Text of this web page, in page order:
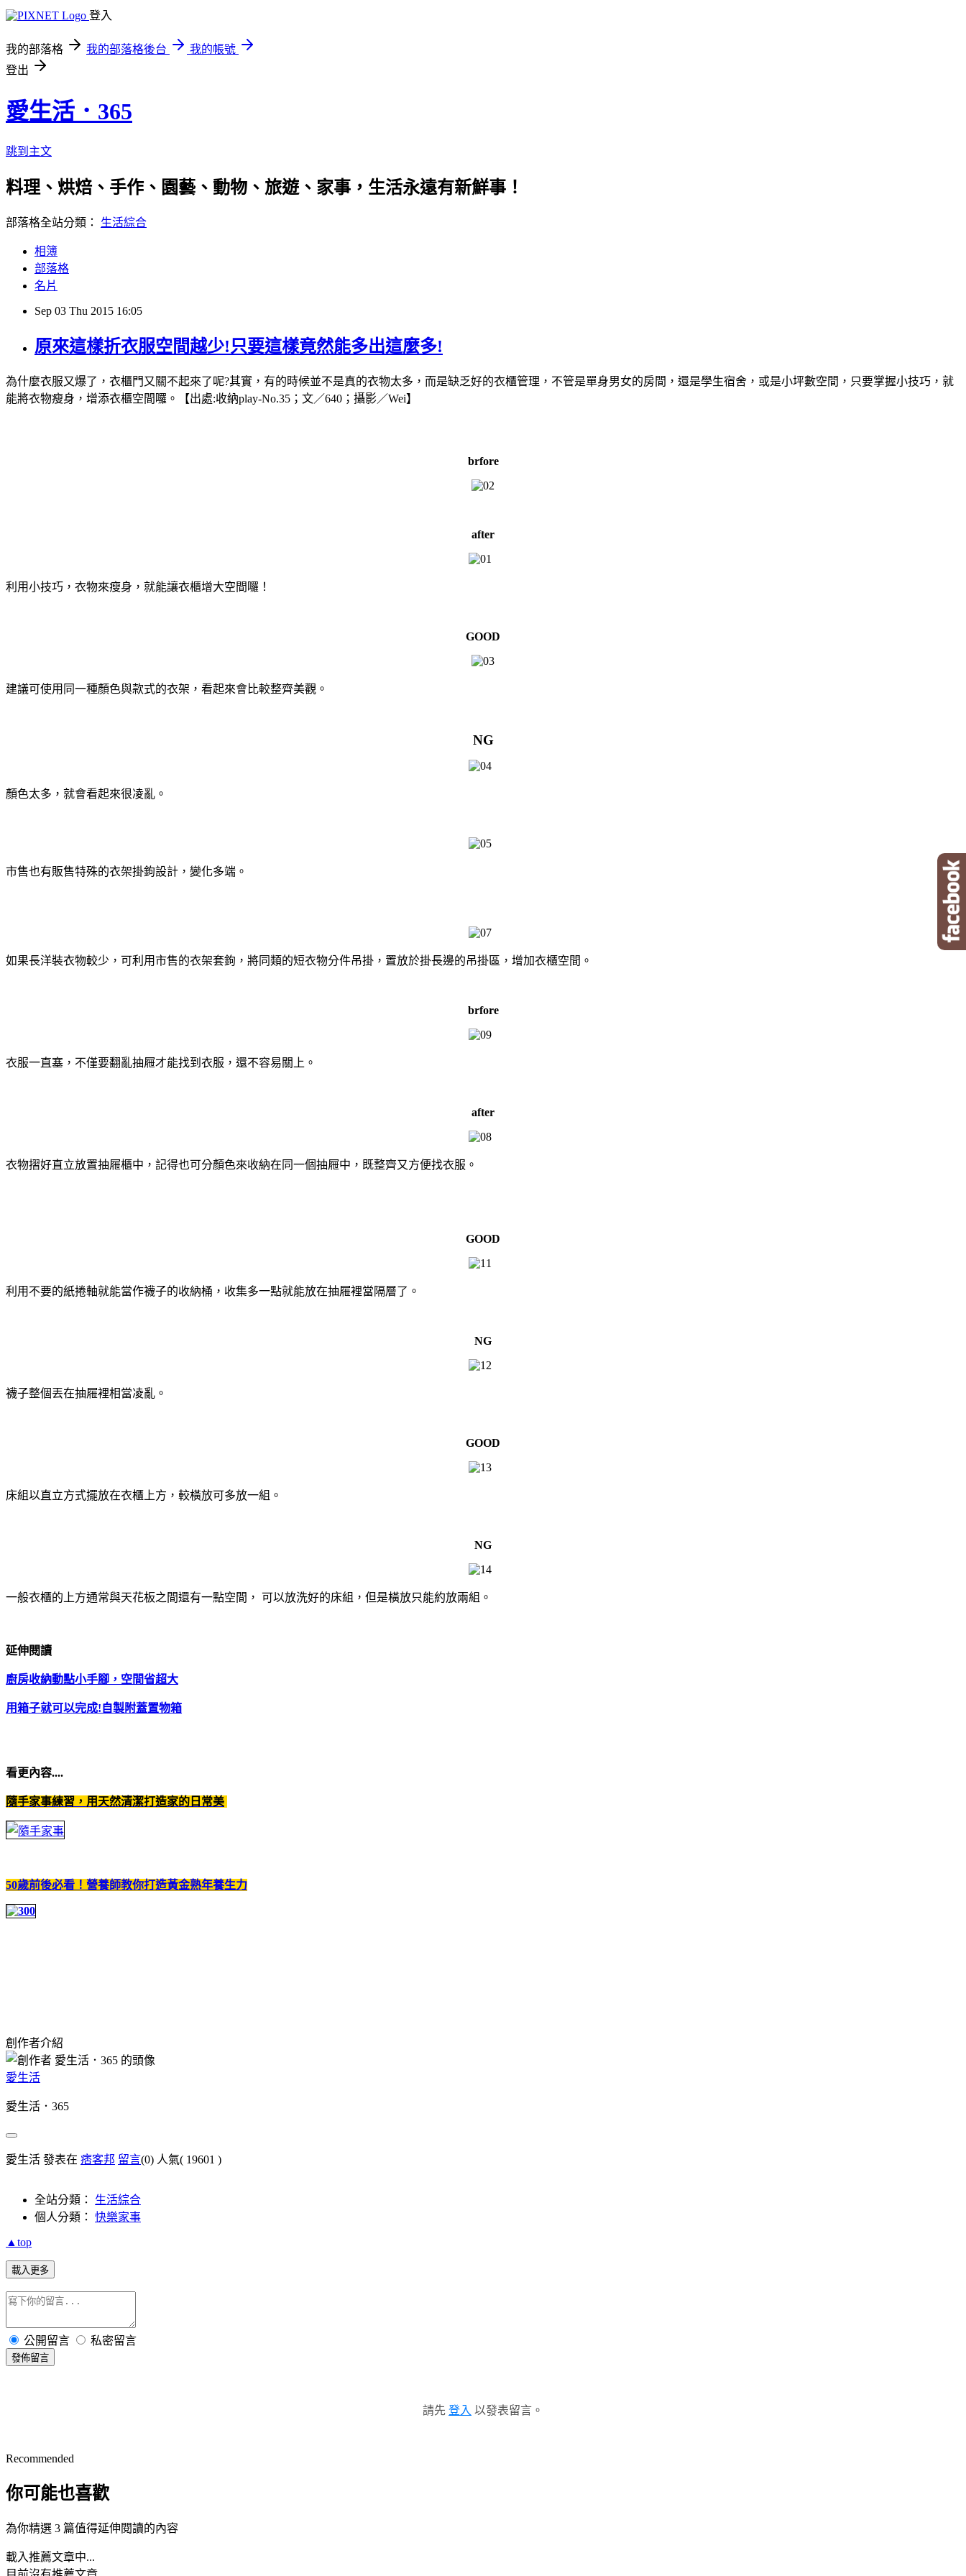
登入
我的部落格 我的部落格後台
我的帳號
登出
愛生活．365
跳到主文
料理、烘焙、手作、園藝、動物、旅遊、家事，生活永遠有新鮮事！
部落格全站分類： 生活綜合
相簿
部落格
名片
Sep 03 Thu 2015 16:05
原來這樣折衣服空間越少!只要這樣竟然能多出這麼多!
為什麼衣服又爆了，衣櫃門又關不起來了呢?其實，有的時候並不是真的衣物太多，而是缺乏好的衣櫃管理，不管是單身男女的房間，還是學生宿舍，或是小坪數空間，只要掌握小技巧，就
能將衣物瘦身，增添衣櫃空間囉。【出處:收納play-No.35；文／640；攝影／Wei】
brfore
after
利用小技巧，衣物來瘦身，就能讓衣櫃增大空間囉！
GOOD
建議可使用同一種顏色與款式的衣架，看起來會比較整齊美觀。
NG
顏色太多，就會看起來很凌亂。
市售也有販售特殊的衣架掛鉤設計，變化多端。
如果長洋裝衣物較少，可利用市售的衣架套鉤，將同類的短衣物分件吊掛，置放於掛長邊的吊掛區，增加衣櫃空間。
brfore
衣服一直塞，不僅要翻亂抽屜才能找到衣服，還不容易關上。
after
衣物摺好直立放置抽屜櫃中，記得也可分顏色來收納在同一個抽屜中，既整齊又方便找衣服。
GOOD
利用不要的紙捲軸就能當作襪子的收納桶，收集多一點就能放在抽屜裡當隔層了。
NG
襪子整個丟在抽屜裡相當凌亂。
GOOD
床組以直立方式擺放在衣櫃上方，較橫放可多放一組。
NG
一般衣櫃的上方通常與天花板之間還有一點空間， 可以放洗好的床組，但是橫放只能約放兩組。
延伸閱讀
廚房收納動點小手腳，空間省超大
用箱子就可以完成!自製附蓋置物箱
看更內容....
隨手家事練習，用天然清潔打造家的日常美
50歲前後必看！營養師教你打造黃金熟年養生力
創作者介紹
愛生活
愛生活．365
愛生活 發表在 痞客邦 留言(0) 人氣( 19601 )
全站分類： 生活綜合
個人分類： 快樂家事
▲top
載入更多
公開留言 私密留言
發佈留言
請先 登入 以發表留言。
Recommended
你可能也喜歡
為你精選 3 篇值得延伸閱讀的內容
載入推薦文章中...